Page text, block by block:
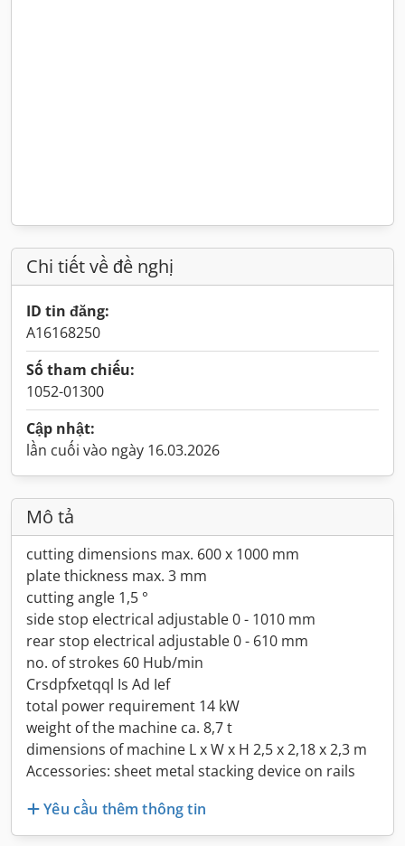
Chi tiết về đề nghị
ID tin đăng:
A16168250
Số tham chiếu:
1052-01300
Cập nhật:
lần cuối vào ngày 16.03.2026
Mô tả
cutting dimensions max. 600 x 1000 mm
plate thickness max. 3 mm
cutting angle 1,5 °
side stop electrical adjustable 0 - 1010 mm
rear stop electrical adjustable 0 - 610 mm
no. of strokes 60 Hub/min
Crsdpfxetqql Is Ad Ief
total power requirement 14 kW
weight of the machine ca. 8,7 t
dimensions of machine L x W x H 2,5 x 2,18 x 2,3 m
Accessories: sheet metal stacking device on rails
Yêu cầu thêm thông tin